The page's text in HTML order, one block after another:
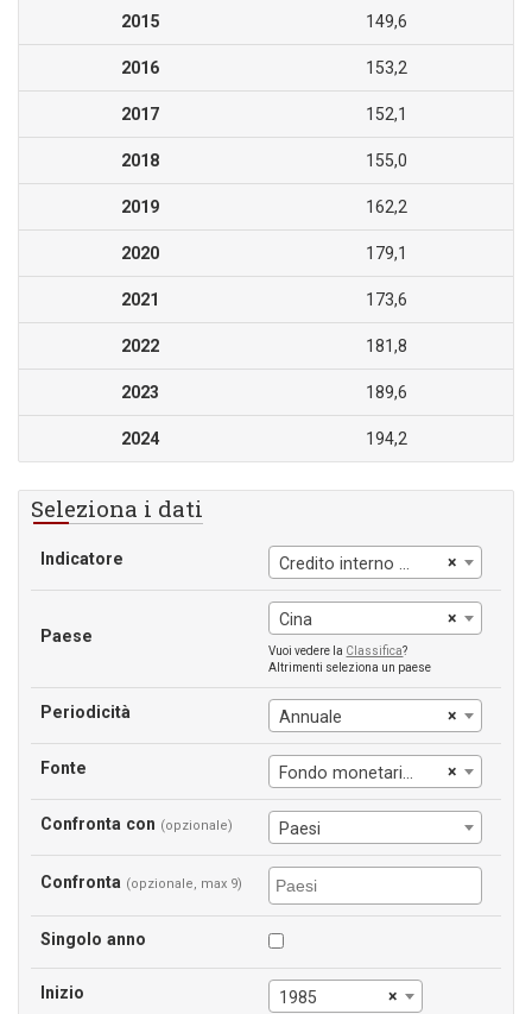
2015 149,6
2016 153,2
2017 152,1
2018 155,0
2019 162,2
2020 179,1
2021 173,6
2022 181,8
2023 189,6
2024 194,2
Seleziona i dati
Indicatore ×
Credito interno al settore privato da parte delle banche
Paese
×
Cina
Vuoi vedere la Classifica?
Altrimenti seleziona un paese
Periodicità ×
Annuale
Fonte ×
Fondo monetario int.le
Confronta con (opzionale) Paesi
Confronta (opzionale, max 9)
Singolo anno
Inizio ×
1985